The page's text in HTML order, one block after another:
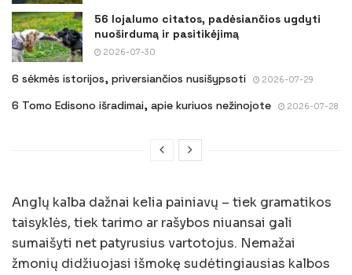
56 lojalumo citatos, padėsiančios ugdyti
nuoširdumą ir pasitikėjimą
2026-07-30
6 sėkmės istorijos, priversiančios nusišypsoti 2026-07-29
6 Tomo Edisono išradimai, apie kuriuos nežinojote 2026-07-28
Anglų kalba dažnai kelia painiavų – tiek gramatikos
taisyklės, tiek tarimo ar rašybos niuansai gali
sumaišyti net patyrusius vartotojus. Nemažai
žmonių didžiuojasi išmokę sudėtingiausias kalbos